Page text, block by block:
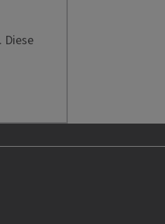
Diese